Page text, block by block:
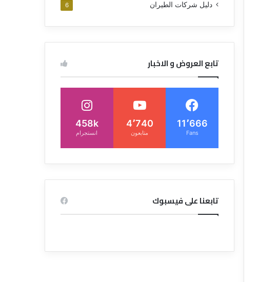
دليل شركات الطيران 6
تابع العروض و الاخبار
11٬666
Fans
4٬740
متابعون
458k
انستجرام
تابعنا على فيسبوك